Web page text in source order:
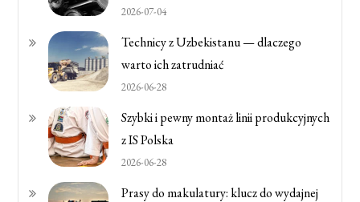
2026-07-04
Technicy z Uzbekistanu — dlaczego
warto ich zatrudniać
2026-06-28
Szybki i pewny montaż linii produkcyjnych
z IS Polska
2026-06-28
Prasy do makulatury: klucz do wydajnej